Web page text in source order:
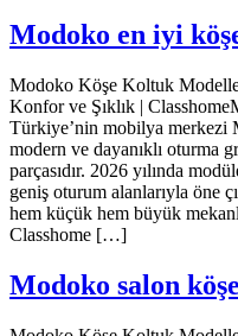
Modoko en iyi
Modoko Köşe Koltuk
Konfor ve Şıklık |
Türkiye’nin mobilya merkezi
modern ve dayanıklı oturma
parçasıdır. 2026 yılında
geniş oturum alanlarıyla öne
hem küçük hem büyük
Classhome […]
Modoko salon